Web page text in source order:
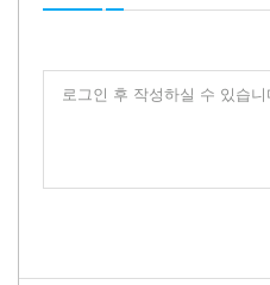
로그인 후 작성하실 수 있습니